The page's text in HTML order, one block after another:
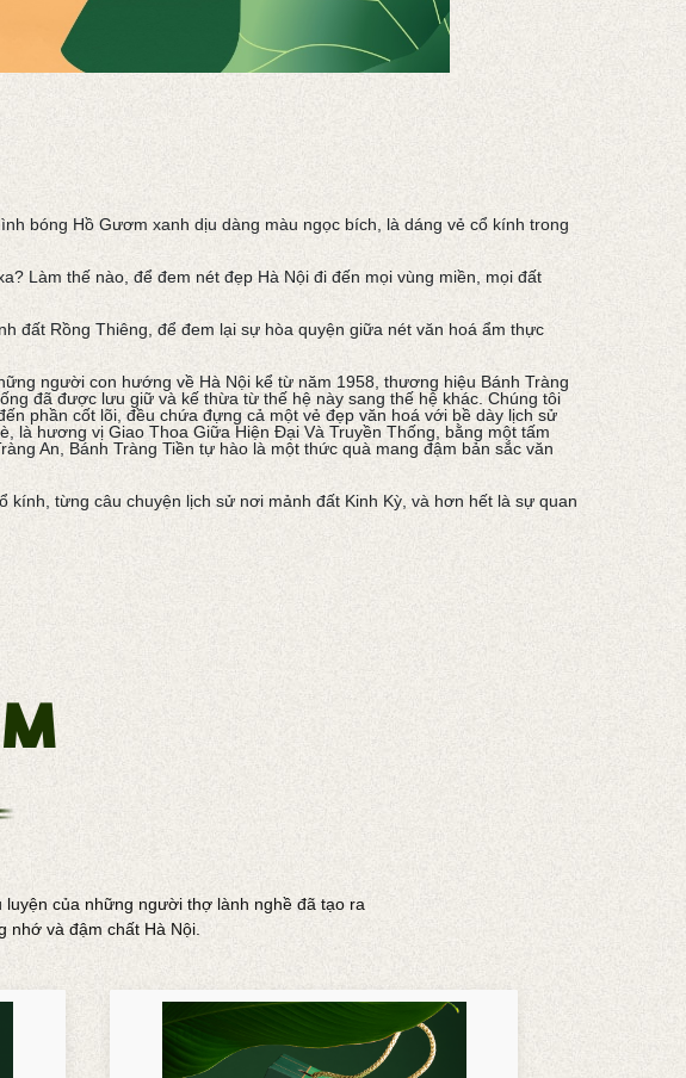
bóng Hồ Gươm xanh dịu dàng màu ngọc bích, là dáng vẻ cổ kính trong
Làm thế nào, để đem nét đẹp Hà Nội đi đến mọi vùng miền, mọi đất
đất Rồng Thiêng, để đem lại sự hòa quyện giữa nét văn hoá ẩm thực
người con hướng về Hà Nội kể từ năm 1958, thương hiệu Bánh Tràng
đã được lưu giữ và kế thừa từ thế hệ này sang thế hệ khác. Chúng tôi
phần cốt lõi, đều chứa đựng cả một vẻ đẹp văn hoá với bề dày lịch sử
là hương vị Giao Thoa Giữa Hiện Đại Và Truyền Thống, bằng một tấm
An, Bánh Tràng Tiền tự hào là một thức quà mang đậm bản sắc văn
từng câu chuyện lịch sử nơi mảnh đất Kinh Kỳ, và hơn hết là sự quan
của những người thợ lành nghề đã tạo ra
và đậm chất Hà Nội.